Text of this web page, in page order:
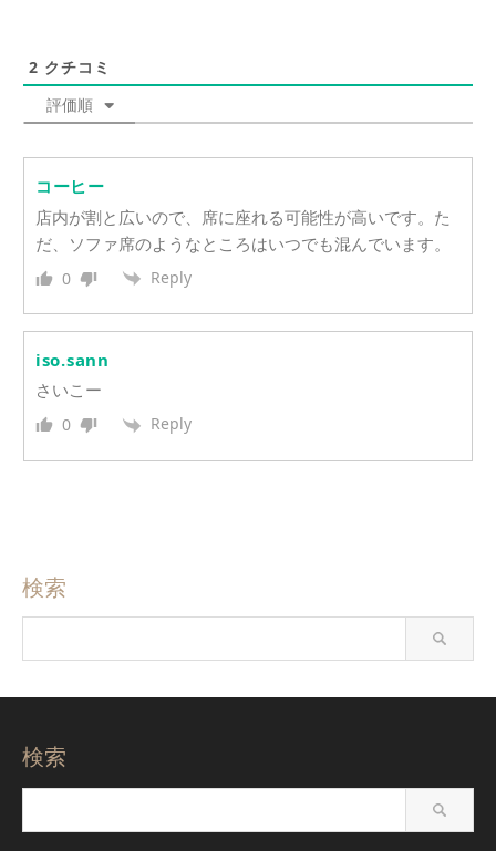
2 クチコミ
評価順
コーヒー
店内が割と広いので、席に座れる可能性が高いです。た
だ、ソファ席のようなところはいつでも混んでいます。
0 Reply
iso.sann
さいこー
0 Reply
検索
検索